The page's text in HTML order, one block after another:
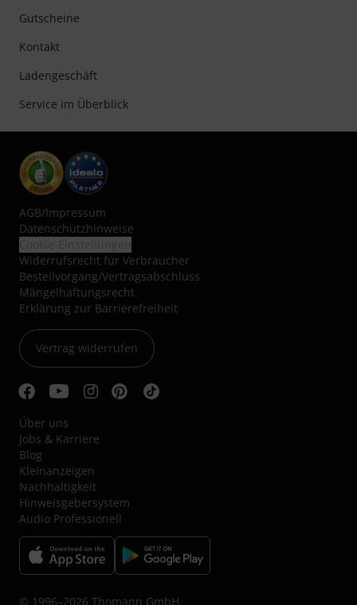
Gutscheine
Kontakt
Ladengeschäft
Service im Überblick
AGB/Impressum
Datenschutzhinweise
Widerrufsrecht für Verbraucher
Bestellvorgang/Vertragsabschluss
Mängelhaftungsrecht
Erklärung zur Barrierefreiheit
Vertrag widerrufen
Über uns
Jobs & Karriere
Blog
Kleinanzeigen
Nachhaltigkeit
Hinweisgebersystem
Audio Professionell
© 1996–2026 Thomann GmbH.